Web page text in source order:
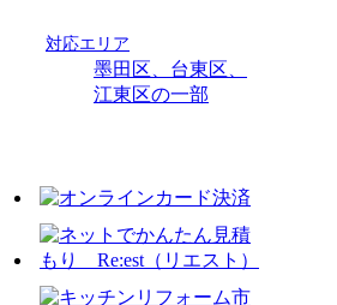
対応エリア
墨田区、台東区、
江東区の一部